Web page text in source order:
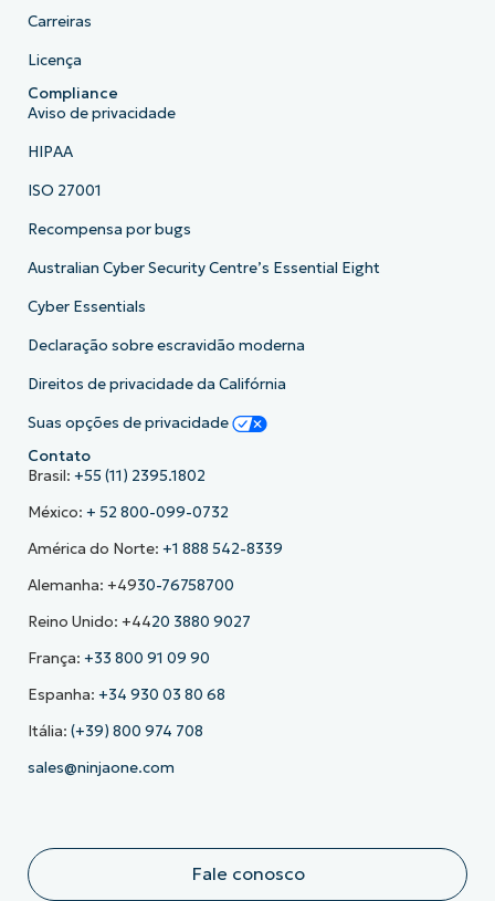
Carreiras
Licença
Compliance
Aviso de privacidade
HIPAA
ISO 27001
Recompensa por bugs
Australian Cyber Security Centre’s Essential Eight
Cyber Essentials
Declaração sobre escravidão moderna
Direitos de privacidade da Califórnia
Suas opções de privacidade
Contato
Brasil: +55 (11) 2395.1802
México: + 52 800-099-0732
América do Norte: +1 888 542-8339
Alemanha: +4930-76758700
Reino Unido: +4420 3880 9027
França: +33 800 91 09 90
Espanha: +34 930 03 80 68
Itália: (+39) 800 974 708
sales@ninjaone.com
Fale conosco